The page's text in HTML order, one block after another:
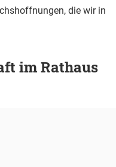
die wir in
im Rathaus